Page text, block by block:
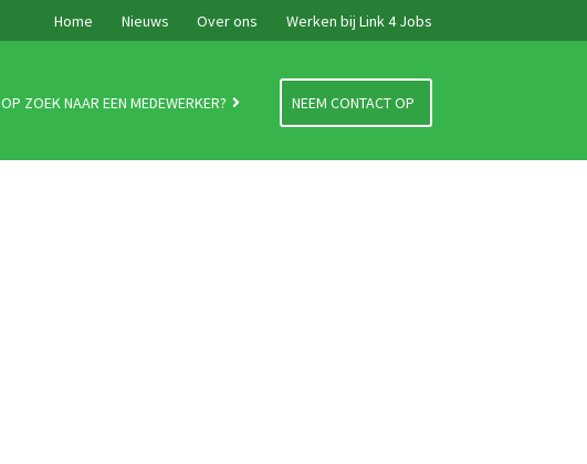
Home Nieuws Over ons Werken bij Link 4 Jobs
OP ZOEK NAAR EEN MEDEWERKER? NEEM CONTACT OP